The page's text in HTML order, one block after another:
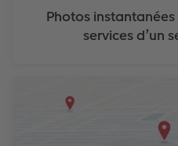
Photos
services d’un